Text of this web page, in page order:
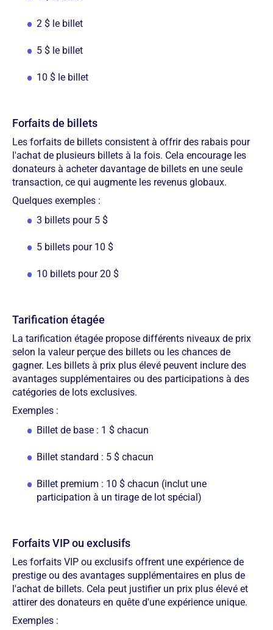
2 $ le billet
5 $ le billet
10 $ le billet
Forfaits de billets
Les forfaits de billets consistent à offrir des rabais pour
l'achat de plusieurs billets à la fois. Cela encourage les
donateurs à acheter davantage de billets en une seule
transaction, ce qui augmente les revenus globaux.
Quelques exemples :
3 billets pour 5 $
5 billets pour 10 $
10 billets pour 20 $
Tarification étagée
La tarification étagée propose différents niveaux de prix
selon la valeur perçue des billets ou les chances de
gagner. Les billets à prix plus élevé peuvent inclure des
avantages supplémentaires ou des participations à des
catégories de lots exclusives.
Exemples :
Billet de base : 1 $ chacun
Billet standard : 5 $ chacun
Billet premium : 10 $ chacun (inclut une
participation à un tirage de lot spécial)
Forfaits VIP ou exclusifs
Les forfaits VIP ou exclusifs offrent une expérience de
prestige ou des avantages supplémentaires en plus de
l'achat de billets. Cela peut justifier un prix plus élevé et
attirer des donateurs en quête d'une expérience unique.
Exemples :